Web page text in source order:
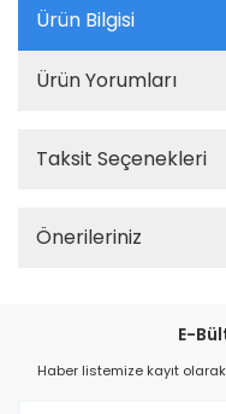
Ürün Bilgisi
Ürün Yorumları
Taksit Seçenekleri
Önerileriniz
E-
Haber listemize kayıt